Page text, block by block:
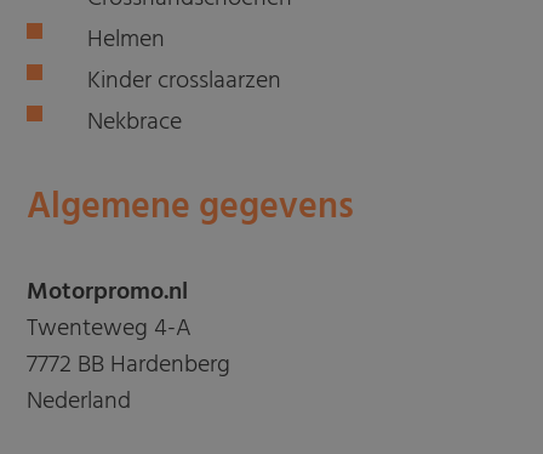
Helmen
Kinder crosslaarzen
Nekbrace
Algemene gegevens
Motorpromo.nl
Twenteweg 4-A
7772 BB Hardenberg
Nederland